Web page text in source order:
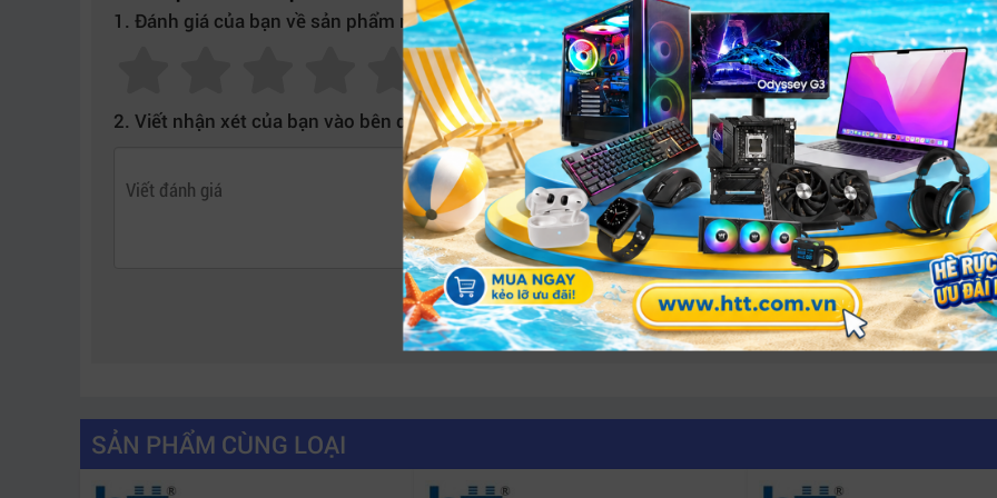
1. Đánh giá của bạn về sản phẩm này:
2. Viết nhận xét của bạn vào bên dưới:
SẢN PHẨM CÙNG LOẠI